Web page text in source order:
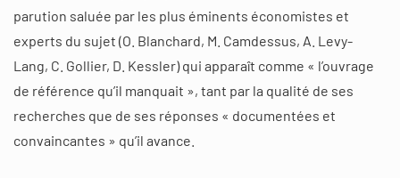
parution saluée par les plus éminents économistes et
experts du sujet (O. Blanchard, M. Camdessus, A. Levy-
Lang, C. Gollier, D. Kessler) qui apparaît comme « l’ouvrage
de référence qu’il manquait », tant par la qualité de ses
recherches que de ses réponses « documentées et
convaincantes » qu’il avance.